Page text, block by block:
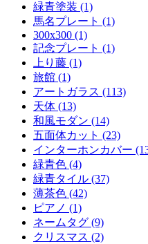
緑青塗装 (1)
馬名プレート (1)
300x300 (1)
記念プレート (1)
上り藤 (1)
旅館 (1)
アートガラス (113)
天体 (13)
和風モダン (14)
五面体カット (23)
インターホンカバー
緑青色 (4)
緑青タイル (37)
薄茶色 (42)
ピアノ (1)
ネームタグ (9)
クリスマス (2)